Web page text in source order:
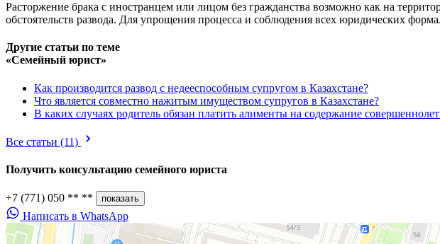
Расторжение брака с иностранцем или лицом без гражданства возможно как на
обстоятельств развода. Для упрощения процесса и соблюдения всех юридических
Другие статьи по теме
«Семейный юрист»
Как производится развод с недееспособным супругом в Казахстане?
Что является совместно нажитым имуществом супругов в Казахстане?
В каких случаях родитель обязан платить алименты на содержание
Все статьи (11)
Получить консультацию семейного юриста
+7 (771) 050 ** ** показать
Написать в WhatsApp